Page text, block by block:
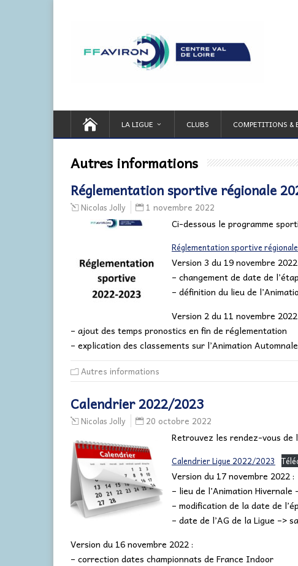
LA LIGUE CLUBS COMPETITIONS &
Autres informations
Réglementation sportive régionale
Nicolas Jolly 1 novembre 2022
Ci-dessous le programme
Réglementation sportive
Version 3 du 19 novembre
– changement de date de
– définition du lieu de
Version 2 du 11 novembre
– ajout des temps pronostics en fin de réglementation
– explication des classements sur l’Animation Automnale
Autres informations
Calendrier 2022/2023
Nicolas Jolly 20 octobre 2022
Retrouvez les rendez-vous de
Calendrier Ligue 2022/2023
Version du 17 novembre 2022 :
– lieu de l’Animation Hivernale
– modification de la date de
– date de l’AG de la Ligue –>
Version du 16 novembre 2022 :
– correction dates championnats de France Indoor